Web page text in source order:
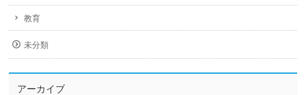
教育
未分類
アーカイブ